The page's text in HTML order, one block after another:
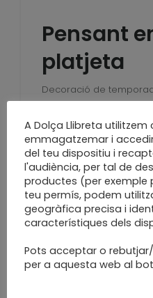
Pensant
platjeta
Decoració de
Simple,
floritures
enquadernació llibres
A Dolça Llibreta utilitzem
emmagatzemar i
del teu dispositiu i
l'audiència, per tal de
productes (per exemple
teu permís, podem
geogràfica precisa i
característiques dels
Pots acceptar o
per a aquesta web al